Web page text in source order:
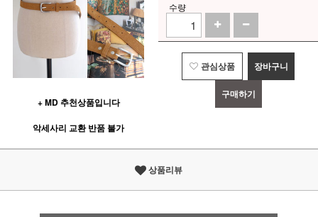
+ MD 추천상품입니다
악세사리 교환 반품 불가
수량
관심상품 장바구니
구매하기
상품리뷰